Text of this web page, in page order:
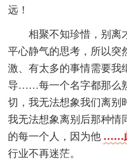
远！
相聚不知珍惜，别离
平心静气的思考，所以突
激、有太多的事情需要我
导……每一个名字都那么
切，我无法想象我们离别
我无法想象离别后那种
的每一个人，因为他 ……
行业不再迷茫。